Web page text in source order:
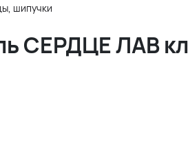
шипучки
СЕРДЦЕ ЛАВ